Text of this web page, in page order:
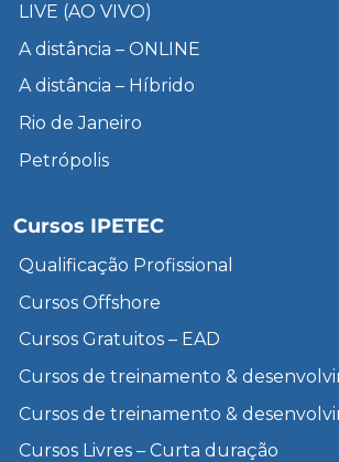
LIVE (AO VIVO)
A distância – ONLINE
A distância – Híbrido
Rio de Janeiro
Petrópolis
Cursos IPETEC
Qualificação Profissional
Cursos Offshore
Cursos Gratuitos – EAD
Cursos de treinamento &
Cursos de treinamento &
Cursos Livres – Curta duração